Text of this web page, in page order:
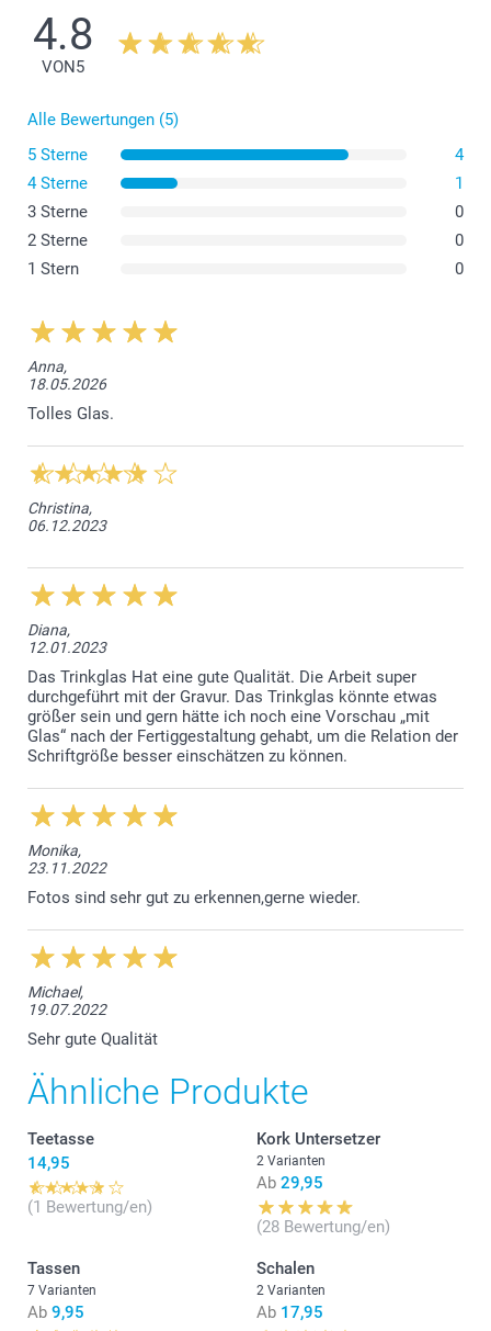
4.8
VON 5
Alle Bewertungen (5)
5 Sterne
4
4 Sterne
1
3 Sterne
0
2 Sterne
0
1 Stern
0
Anna,
18.05.2026
Tolles Glas.
Christina,
06.12.2023
Diana,
12.01.2023
Das Trinkglas Hat eine gute Qualität. Die Arbeit super
durchgeführt mit der Gravur. Das Trinkglas könnte etwas
größer sein und gern hätte ich noch eine Vorschau „mit
Glas“ nach der Fertiggestaltung gehabt, um die Relation der
Schriftgröße besser einschätzen zu können.
Monika,
23.11.2022
Fotos sind sehr gut zu erkennen,gerne wieder.
Michael,
19.07.2022
Sehr gute Qualität
Ähnliche Produkte
Teetasse
14,95
(1 Bewertung/en)
Kork Untersetzer
2 Varianten
Ab 29,95
(28 Bewertung/en)
Tassen
7 Varianten
Ab 9,95
Schalen
2 Varianten
Ab 17,95